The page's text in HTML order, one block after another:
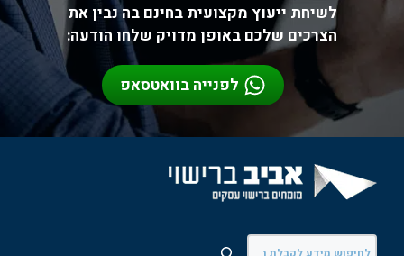
לשיחת ייעוץ מקצועית בחינם בה נבין את
הצרכים שלכם באופן מדויק שלחו הודעה:
לפנייה בוואטסאפ
חיפוש